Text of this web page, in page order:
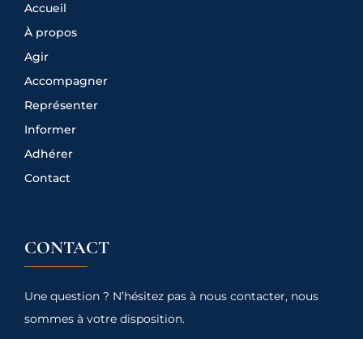
Accueil
À propos
Agir
Accompagner
Représenter
Informer
Adhérer
Contact
CONTACT
Une question ? N’hésitez pas à nous contacter, nous
sommes à votre disposition.